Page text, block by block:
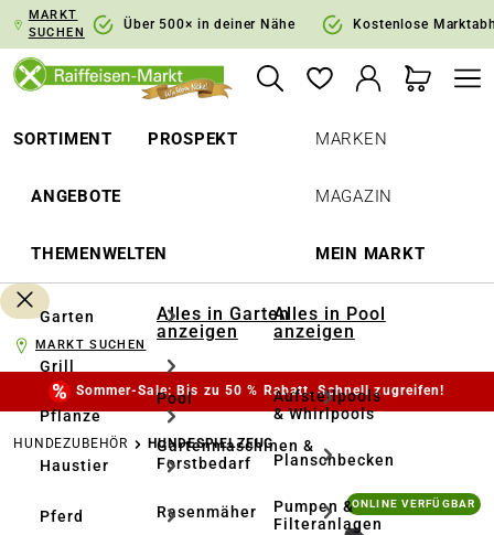
Zur Hauptnavigation springen
MARKT
SUCHEN
Über 500× in deiner Nähe Kostenlose
SORTIMENT PROSPEKT
ANGEBOTE
THEMENWELTEN
MARKEN
MAGAZIN
MEIN MARKT
Garten
Grill
Pflanze
Haustier
Pferd
Alles in Garten
anzeigen
Pool
Gartenmaschinen &
Forstbedarf
Rasenmäher
Alles in Pool
anzeigen
Aufstellpools
& Whirlpools
Planschbecken
Pumpen &
Filteranlagen
MARKT SUCHEN
Sommer-Sale: Bis zu 50 % Rabatt. Schnell zugreifen!
HUNDEZUBEHÖR HUNDESPIELZEUG
Bildergalerie überspringen ONLINE VERFÜGBAR